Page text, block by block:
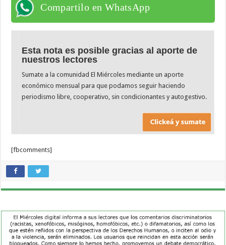
Compartilo en WhatsApp
Esta nota es posible gracias al aporte de
nuestros lectores
Sumate a la comunidad El Miércoles mediante un aporte
económico mensual para que podamos seguir haciendo
periodismo libre, cooperativo, sin condicionantes y autogestivo.
[fbcomments]